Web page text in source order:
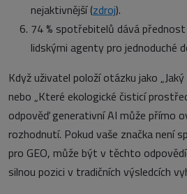
nejaktivnější (zdroj).
74 % spotřebitelů dává
lidskými agenty pro jednoduché
Když uživatel položí otázku jako
nebo „Které ekologické čisticí
odpověď generativní AI může přímo
rozhodnutí. Pokud vaše značka není
pro GEO, může být v těchto
silnou pozici v tradičních výsledcích